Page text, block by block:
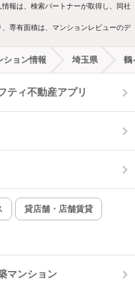
報は、検索パートナーが取得し、同社
専有面積は、マンションレビューのデ
ション情報 埼玉県 鶴
ティ不動産アプリ
貸店舗・店舗賃貸
マンション